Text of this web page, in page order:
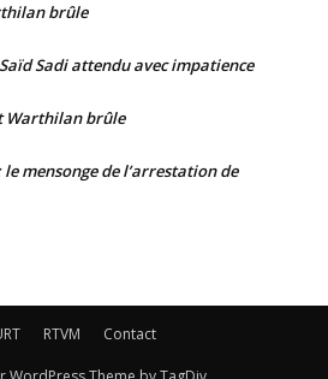
brûle
Sadi attendu avec impatience
Warthilan brûle
mensonge de l’arrestation de
RTVM Contact